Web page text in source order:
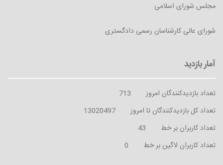
مجلس شورای اسلامی
شورای عالی کارشناسان رسمی دادگستری
تعداد بازدیدکنندگان امروز
713
تعداد کل بازدیدکنندگان تا امروز
13020497
تعداد کاربران بر خط
43
تعداد کاربران لاگین بر خط
0